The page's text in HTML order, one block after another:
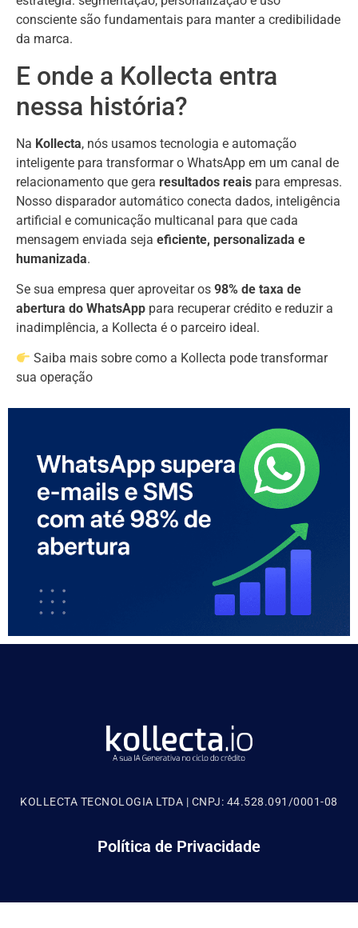
consciente são fundamentais para manter a credibilidade
da marca.
E onde a Kollecta entra
nessa história?
Na Kollecta, nós usamos tecnologia e automação
inteligente para transformar o WhatsApp em um canal de
relacionamento que gera resultados reais para empresas.
Nosso disparador automático conecta dados, inteligência
artificial e comunicação multicanal para que cada
mensagem enviada seja eficiente, personalizada e
humanizada.
Se sua empresa quer aproveitar os 98% de taxa de
abertura do WhatsApp para recuperar crédito e reduzir a
inadimplência, a Kollecta é o parceiro ideal.
Saiba mais sobre como a Kollecta pode transformar
sua operação
KOLLECTA TECNOLOGIA LTDA | CNPJ: 44.528.091/0001-08
Política de Privacidade